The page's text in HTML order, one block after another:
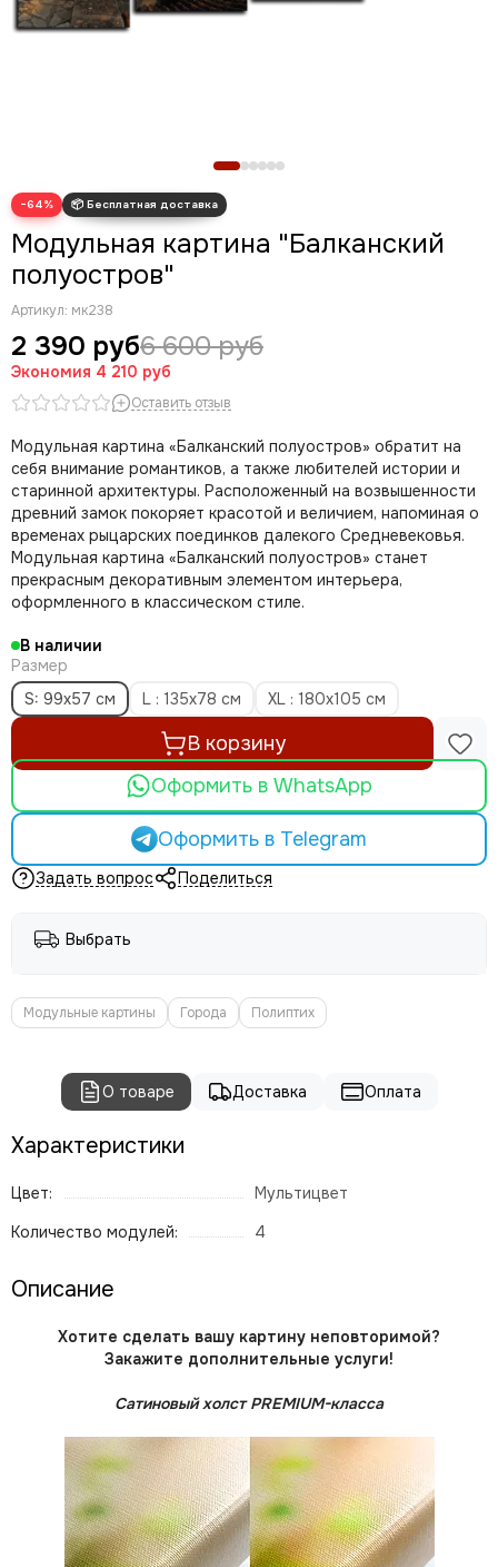
Новогодние картины
−64%
Модульная картина "Балканский
полуостров"
Артикул: мк238
2 390 руб6 600 руб
Экономия 4 210 руб
Оставить отзыв
Модульная картина «Балканский полуостров» обратит на
себя внимание романтиков, а также любителей истории и
старинной архитектуры. Расположенный на возвышенности
древний замок покоряет красотой и величием, напоминая о
временах рыцарских поединков далекого Средневековья.
Модульная картина «Балканский полуостров» станет
прекрасным декоративным элементом интерьера,
оформленного в классическом стиле.
В наличии
Размер
S: 99х57 см
L : 135х78 см XL : 180х105 см
В корзину
Оформить в WhatsApp
Оформить в Telegram
Задать вопрос Поделиться
Выбрать
Модульные картины Города Полиптих
О товаре Доставка Оплата
Характеристики
Цвет:
Мультицвет
Количество модулей:
4
Описание
Хотите сделать вашу картину неповторимой?
Закажите дополнительные услуги!
Сатиновый холст PREMIUM-класса